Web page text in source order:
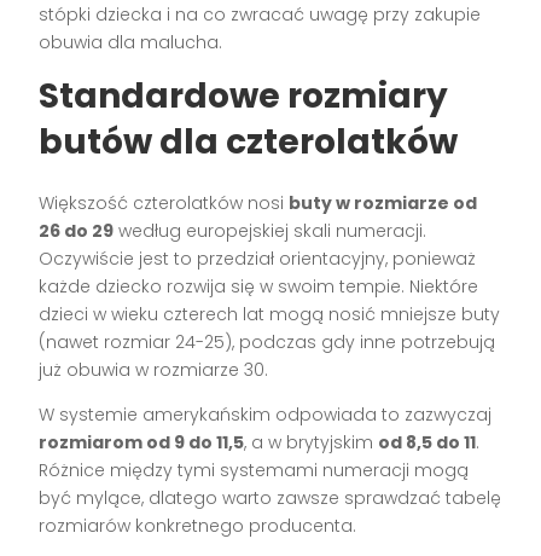
stópki dziecka i na co zwracać uwagę przy zakupie
obuwia dla malucha.
Standardowe rozmiary
butów dla czterolatków
Większość czterolatków nosi buty w rozmiarze od
26 do 29 według europejskiej skali numeracji.
Oczywiście jest to przedział orientacyjny, ponieważ
każde dziecko rozwija się w swoim tempie. Niektóre
dzieci w wieku czterech lat mogą nosić mniejsze buty
(nawet rozmiar 24-25), podczas gdy inne potrzebują
już obuwia w rozmiarze 30.
W systemie amerykańskim odpowiada to zazwyczaj
rozmiarom od 9 do 11,5, a w brytyjskim od 8,5 do 11.
Różnice między tymi systemami numeracji mogą
być mylące, dlatego warto zawsze sprawdzać tabelę
rozmiarów konkretnego producenta.